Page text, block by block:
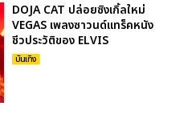
DOJA CAT ปล่อยซิงเกิ้ลใหม่
VEGAS เพลงซาวนด์แทร็คหนัง
ชีวประวัติของ ELVIS
บันเทิง